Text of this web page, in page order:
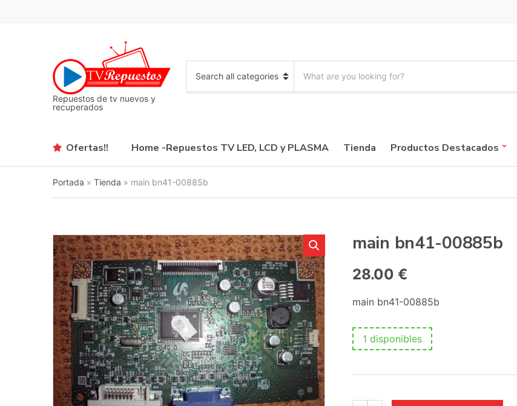
Repuestos de tv nuevos y
recuperados
a
r
y
n
a
r
c
:
Ofertas!! Home -Repuestos TV LED, LCD y PLASMA Tienda Productos Destacados
Portada » Tienda » main bn41-00885b
main bn41-00885b
28.00 €
main bn41-00885b
1 disponibles